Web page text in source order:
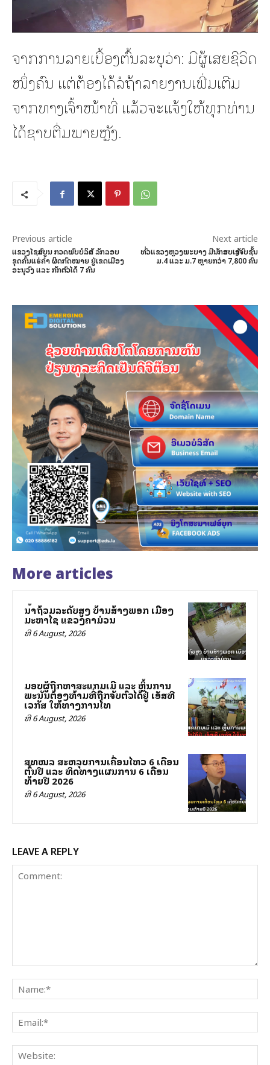
ຈາກການລາຍເບື້ອງຕົ້ນລະບຸວ່າ: ມີຜູ້ເສຍຊີວິດ
ໜຶ່ງຄົນ ແຕ່ຕ້ອງໄດ້ລໍຖ້າລາຍງານເພີ່ມເຕີມ
ຈາກທາງເຈົ້າໜ້າທີ່ ແລ້ວຈະແຈ້ງໃຫ້ທຸກທ່ານ
ໄດ້ຊາບຕື່ມພາຍຫຼັງ.
Previous article
ແຂວງໄຊສົມບູນ ກວດພົບບໍລິສັດ ລັກລອບ
ຂຸດຄົ້ນແຮ່ຄໍາ ຜິດກົດໝາຍ ຢູ່ເຂດເມືອງ
ອະນຸວົງ ແລະ ກັກຕົວໄດ້ 7 ຄົນ
Next article
ທົ່ວແຂວງຫຼວງພະບາງ ມີນັກສອບເສັງຈົບຊັ້ນ
ມ.4 ແລະ ມ.7 ຫຼາຍກວ່າ 7,800 ຄົນ
More articles
ນ້ຳຖ້ວມລະດັບສູງ ບ້ານສ້າງພອກ ເມືອງ
ມະຫາໄຊ ແຂວງຄຳມ່ວນ
ທີ 6 August, 2026
ມອບຜູ້ຖືກຫາສະແກມເມີ ແລະ ຫຼິ້ນການ
ພະນັນຕ້ອງຫ້າມທີ່ຖືກຈັບຕົວໄດ້ຢູ່ ເອັສທີ
ເວກັສ ໃຫ້ທາງການໄທ
ທີ 6 August, 2026
ສທໜລ ສະຫລຸບການເຄື່ອນໄຫວ 6 ເດືອນ
ຕົ້ນປີ ແລະ ທິດທາງແຜນການ 6 ເດືອນ
ທ້າຍປີ 2026
ທີ 6 August, 2026
LEAVE A REPLY